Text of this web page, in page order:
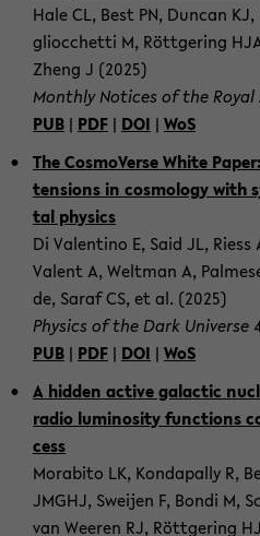
Hale CL, Best PN, Dun­can
glioc­chet­ti M, Rött­ge­ring
Zheng J (2025)
Month­ly No­ti­ces of the
PUB | PDF | DOI | WoS
The Cos­mo­Ver­se White
ten­si­ons in cos­mo­lo­gy with
tal phy­sics
Di Va­len­ti­no E, Said JL, Riess
Valent A, Welt­man A,
de, Saraf CS, et al. (2025)
Phy­sics of the Dark Uni­ver­se
PUB | PDF | DOI | WoS
A hid­den ac­ti­ve ga­lac­tic
radio lu­mi­no­si­ty func­tions
cess
Mo­rabi­to LK, Kond­a­pal­ly R,
JMGHJ, Swei­jen F, Bondi M,
van Weeren RJ, Rött­ge­ring